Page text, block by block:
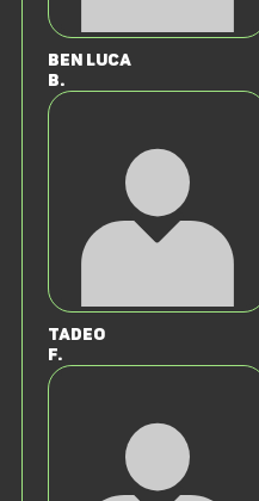
Ben Luca
B.
Tadeo
F.